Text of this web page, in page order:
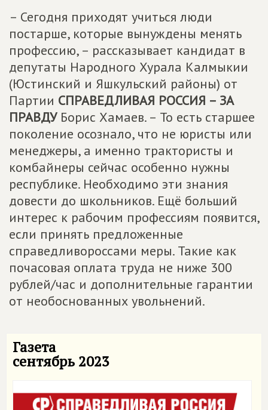
– Сегодня приходят учиться люди
постарше, которые вынуждены менять
профессию, – рассказывает кандидат в
депутаты Народного Хурала Калмыкии
(Юстинский и Яшкульский районы) от
Партии СПРАВЕДЛИВАЯ РОССИЯ – ЗА
ПРАВДУБорис Хамаев. – То есть старшее
поколение осознало, что не юристы или
менеджеры, а именно трактористы и
комбайнеры сейчас особенно нужны
республике. Необходимо эти знания
довести до школьников. Ещё больший
интерес к рабочим профессиям появится,
если принять предложенные
справедливороссами меры. Такие как
почасовая оплата труда не ниже 300
рублей/час и дополнительные гарантии
от необоснованных увольнений.
Газета
сентябрь 2023